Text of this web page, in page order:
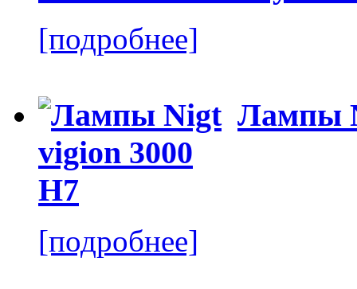
[подробнее]
Лампы
[подробнее]